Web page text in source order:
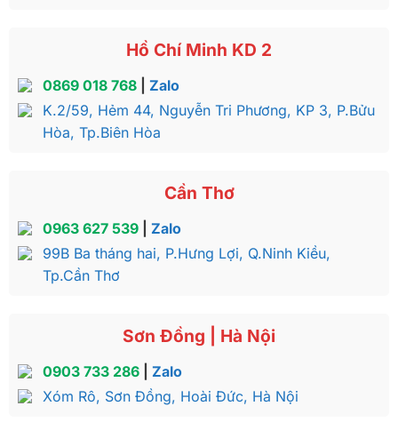
Hồ Chí Minh KD 2
0869 018 768| Zalo
K.2/59, Hẻm 44, Nguyễn Tri Phương, KP 3, P.Bửu
Hòa, Tp.Biên Hòa
Cần Thơ
0963 627 539| Zalo
99B Ba tháng hai, P.Hưng Lợi, Q.Ninh Kiều,
Tp.Cần Thơ
Sơn Đồng | Hà Nội
0903 733 286| Zalo
Xóm Rô, Sơn Đồng, Hoài Đức, Hà Nội